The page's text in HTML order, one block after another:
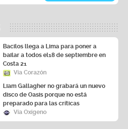
Bacilos llega a Lima para poner a
bailar a todos el18 de septiembre en
Costa 21
Vía Corazón
Liam Gallagher no grabará un nuevo
disco de Oasis porque no está
preparado para las críticas
Vía Oxígeno